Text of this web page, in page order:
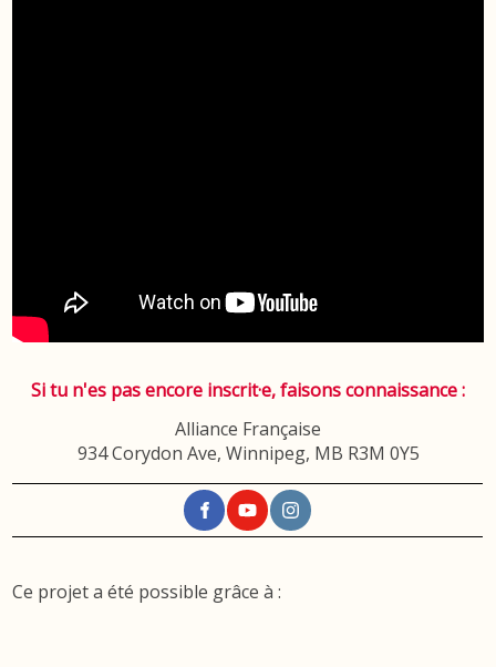
Si tu n'es pas encore inscrit·e, faisons connaissance :
Alliance Française
934 Corydon Ave, Winnipeg, MB R3M 0Y5
Ce projet a été possible grâce à :